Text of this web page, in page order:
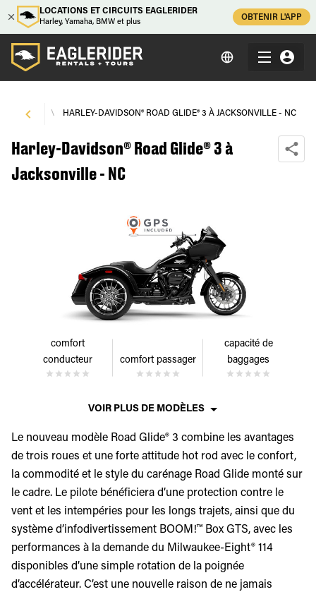
LOCATIONS ET CIRCUITS EAGLERIDER
Harley, Yamaha, BMW et plus
OBTENIR L'APP
- NC \ HARLEY-DAVIDSON® ROAD GLIDE® 3 À JACKSONVILLE - NC
Harley-Davidson® Road Glide® 3 à
Jacksonville - NC
comfort
conducteur
comfort passager
capacité de
baggages
VOIR PLUS DE MODÈLES
Le nouveau modèle Road Glide® 3 combine les avantages
de trois roues et une forte attitude hot rod avec le confort,
la commodité et le style du carénage Road Glide monté sur
le cadre. Le pilote bénéficiera d’une protection contre le
vent et les intempéries pour les longs trajets, ainsi que du
système d’infodivertissement BOOM!™ Box GTS, avec les
performances à la demande du Milwaukee-Eight® 114
disponibles d’une simple rotation de la poignée
d’accélérateur. C’est une nouvelle raison de ne jamais